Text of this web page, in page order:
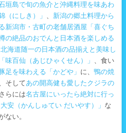
垣島で旬の魚介と沖縄料理を味あわ
にしき）」
新潟の郷土料理から
新潟市・古町の老舗居酒屋「喜ぐち
の絶品のおでんと日本酒を楽しめる
北海道随一の日本酒の品揃えと美味し
味百仙（あじひゃくせん）」
、食い
足を味わえる「かどや」 に、 鴨の焼
、そしてあの開高健も愛したクジラの
らには名古屋にいったら絶対に行っ
安（かんしゅてい だいやす）」 な
ない。